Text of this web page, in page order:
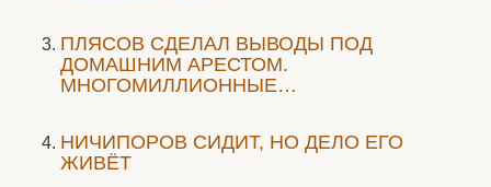
ПЛЯСОВ СДЕЛАЛ ВЫВОДЫ ПОД
ДОМАШНИМ АРЕСТОМ.
МНОГОМИЛЛИОННЫЕ…
НИЧИПОРОВ СИДИТ, НО ДЕЛО ЕГО
ЖИВЁТ